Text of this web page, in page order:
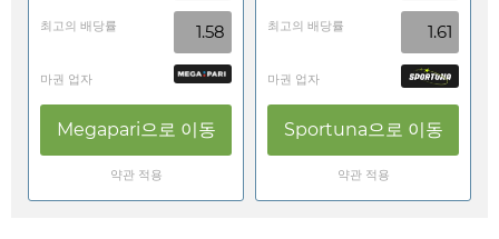
최고의 배당률 1.58
마권 업자
Megapari으로 이동
약관 적용
최고의 배당률 1.61
마권 업자
Sportuna으로 이동
약관 적용